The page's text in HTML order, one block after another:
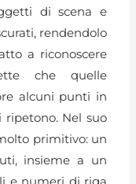
di scena e
rendendolo
a riconoscere
che quelle
alcuni punti in
Nel suo
primitivo: un
insieme a un